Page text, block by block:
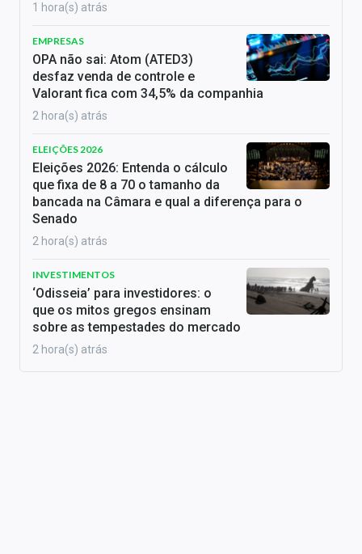
1 hora(s) atrás
EMPRESAS
OPA não sai: Atom (ATED3)
desfaz venda de controle e
Valorant fica com 34,5% da companhia
2 hora(s) atrás
ELEIÇÕES 2026
Eleições 2026: Entenda o cálculo
que fixa de 8 a 70 o tamanho da
bancada na Câmara e qual a diferença para o
Senado
2 hora(s) atrás
INVESTIMENTOS
‘Odisseia’ para investidores: o
que os mitos gregos ensinam
sobre as tempestades do mercado
2 hora(s) atrás